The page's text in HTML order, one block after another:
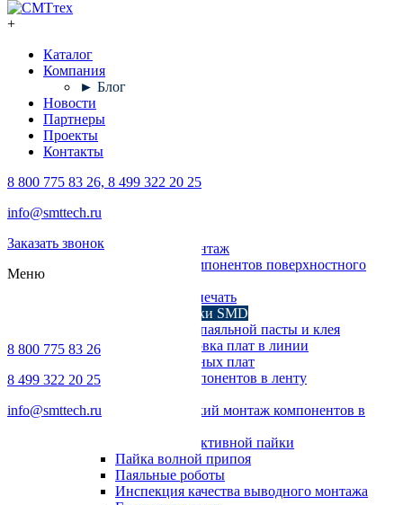
+
Каталог
Компания
► Блог
Новости
Партнеры
Проекты
Контакты
8 800 775 83 26, 8 499 322 20 25
info@smttech.ru
Заказать звонок
Меню
8 800 775 83 26
8 499 322 20 25
info@smttech.ru
Поверхностный монтаж
Установка компонентов поверхностного
Трафаретная печать
Печи для пайки SMD
Дозирование паяльной пасты и клея
Транспортировка плат в линии
Ремонт печатных плат
Упаковка компонентов в ленту
Автоматический монтаж компонентов в
Системы селективной пайки
Пайка волной припоя
Паяльные роботы
Инспекция качества выводного монтажа